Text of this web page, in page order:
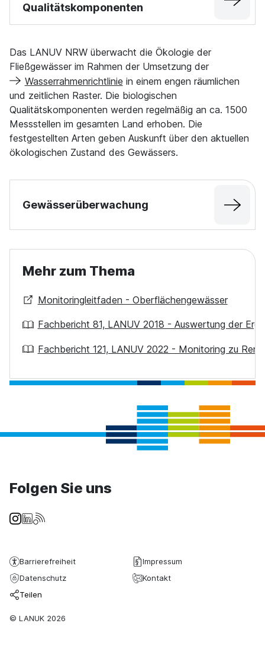
Qualitätskomponenten
Das LANUV NRW überwacht die Ökologie der
Fließgewässer im Rahmen der Umsetzung der
Wasserrahmenrichtlinie in einem engen räumlichen
und zeitlichen Raster. Die biologischen
Qualitätskomponenten werden regelmäßig an ca. 1500
Messstellen im gesamten Land erhoben. Die
festgestellten Arten geben Auskunft über den aktuellen
ökologischen Zustand des Gewässers.
Gewässerüberwachung
Mehr zum Thema
Monitoringleitfaden - Oberflächengewässer
Fachbericht 81, LANUV 2018 - Auswertung der
Fachbericht 121, LANUV 2022 - Monitoring zu
Folgen Sie uns
Barrierefreiheit
Impressum
Datenschutz
Kontakt
Teilen
© LANUK 2026